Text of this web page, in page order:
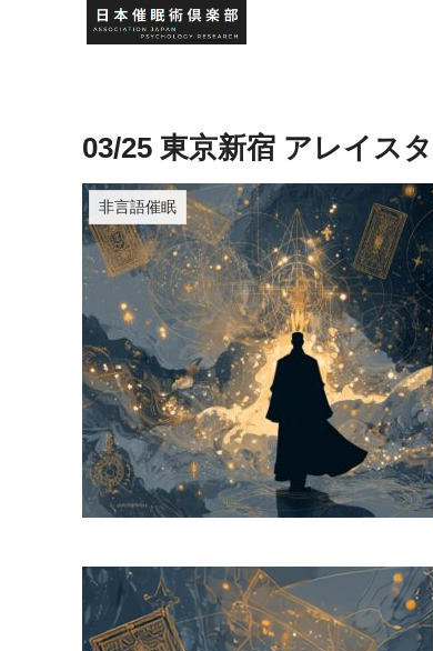
03/25 東京新宿 アレイス
非言語催眠